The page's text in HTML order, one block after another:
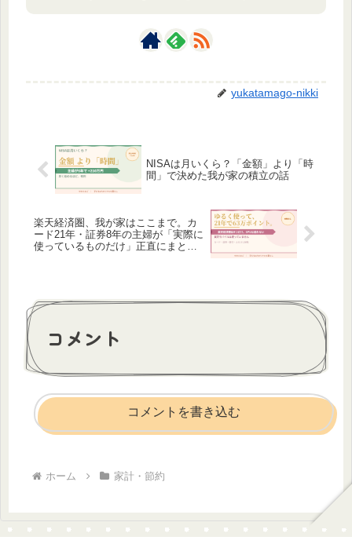
yukatamago-nikki
NISAは月いくら？「金額」より「時
間」で決めた我が家の積立の話
楽天経済圏、我が家はここまで。カ
ード21年・証券8年の主婦が「実際に
使っているものだけ」正直にまとめ
コメント
コメントを書き込む
ホーム 家計・節約